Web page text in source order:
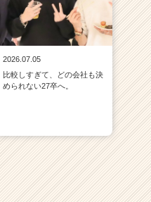
2026.07.05
比較しすぎて、どの会社も決
められない27卒へ。